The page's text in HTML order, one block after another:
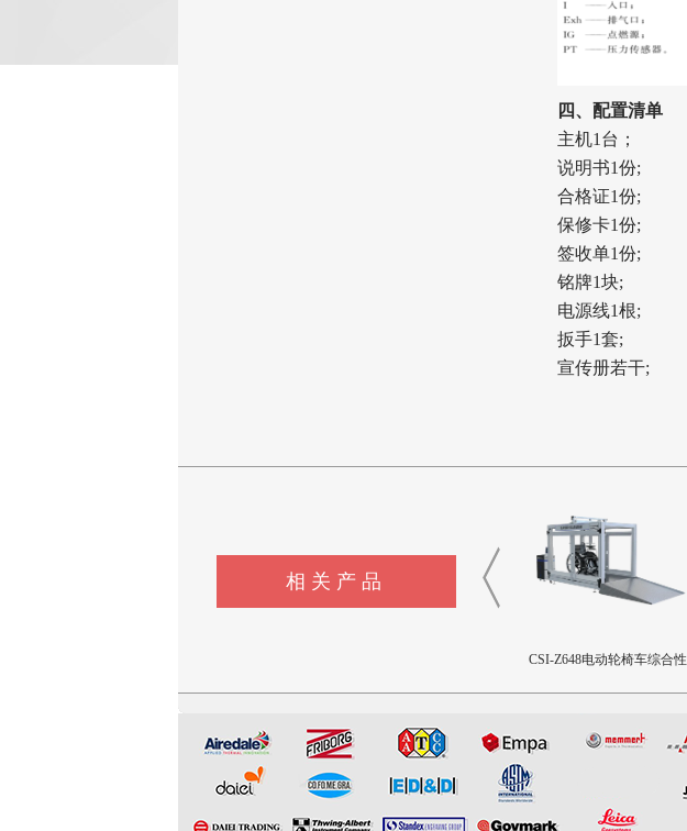
四、配置清单
主机1台；
说明书1份;
合格证1份;
保修卡1份;
签收单1份;
铭牌1块;
电源线1根;
扳手1套;
宣传册若干;
相关产品
CSI-Z648电动轮椅车综合性